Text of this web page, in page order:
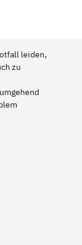
leiden,
zu